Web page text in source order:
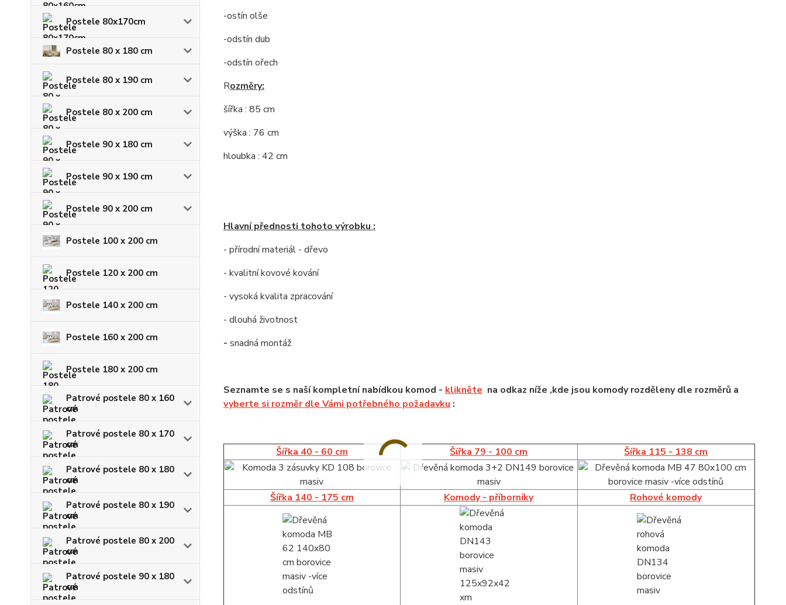
Postele 80x170cm
Postele 80 x 180 cm
Postele 80 x 190 cm
Postele 80 x 200 cm
Postele 90 x 180 cm
Postele 90 x 190 cm
Postele 90 x 200 cm
Postele 100 x 200 cm
Postele 120 x 200 cm
Postele 140 x 200 cm
Postele 160 x 200 cm
Postele 180 x 200 cm
Patrové postele 80 x 160
cm
Patrové postele 80 x 170
cm
Patrové postele 80 x 180
cm
Patrové postele 80 x 190
cm
Patrové postele 80 x 200
cm
Patrové postele 90 x 180
cm
-ostín olše
-odstín dub
-odstín ořech
Rozměry:
šířka : 85 cm
výška : 76 cm
hloubka : 42 cm
Hlavní přednosti tohoto výrobku :
- přírodní materiál - dřevo
- kvalitní kovové kování
- vysoká kvalita zpracování
- dlouhá životnost
- snadná montáž
Seznamte se s naší kompletní nabídkou komod - klikněte na odkaz níže ,kde jsou komody rozděleny dle rozměrů a
vyberte si rozměr dle Vámi potřebného požadavku :
Šířka 40 - 60 cm Šířka 79 - 100 cm Šířka 115 - 138 cm
Šířka 140 - 175 cm Komody - příborníky Rohové komody